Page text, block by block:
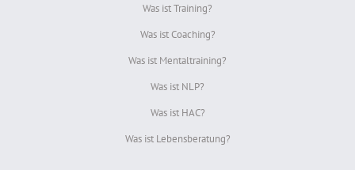
Was ist Training?
Was ist Coaching?
Was ist Mentaltraining?
Was ist NLP?
Was ist HAC?
Was ist Lebensberatung?